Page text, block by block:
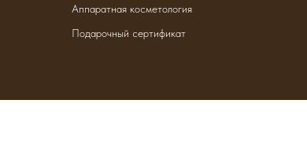
Аппаратная косметология
Подарочный сертификат